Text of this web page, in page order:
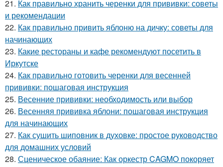
21. Как правильно хранить черенки для прививки: советы
и рекомендации
22. Как правильно привить яблоню на дичку: советы для
начинающих
23. Какие рестораны и кафе рекомендуют посетить в
Иркутске
24. Как правильно готовить черенки для весенней
прививки: пошаговая инструкция
25. Весенние прививки: необходимость или выбор
26. Весенняя прививка яблони: пошаговая инструкция
для начинающих
27. Как сушить шиповник в духовке: простое руководство
для домашних условий
28. Сценическое обаяние: Как оркестр CAGMO покоряет